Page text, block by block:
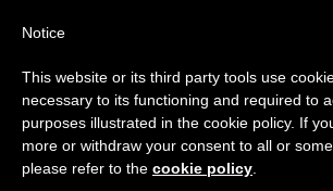
روما
Notice
This website or its third party tools use
necessary to its functioning and required to
purposes illustrated in the cookie policy. If
more or withdraw your consent to all or
please refer to the cookie policy